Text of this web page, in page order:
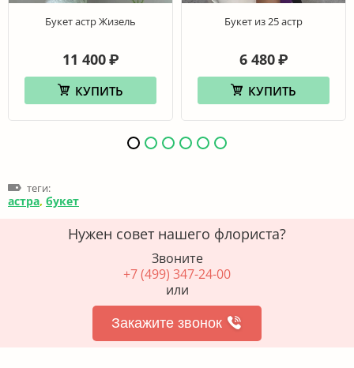
Букет астр Жизель
11 400 ₽
КУПИТЬ
Букет из 25 астр
6 480 ₽
КУПИТЬ
теги:
астра, букет
Нужен совет нашего флориста?
Звоните
+7 (499) 347-24-00
или
Закажите звонок